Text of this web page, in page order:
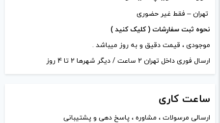
تهران – فقط غیر حضوری
نحوه ثبت سفارشات ( کلیک کنید )
موجودی ، قیمت دقیق و به روز میباشد .
ارسال فوری داخل تهران 2 ساعت / دیگر شهرها 2 تا 4 روز
ساعت کاری
ارسالی مرسولات ، مشاوره ، پاسخ دهی و پشتیبانی